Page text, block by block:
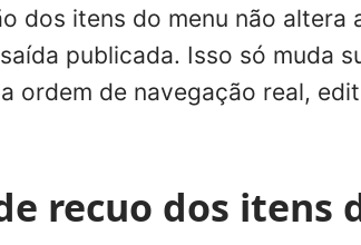
dos itens do menu não altera
publicada. Isso só muda
ordem de navegação real,
recuo dos itens